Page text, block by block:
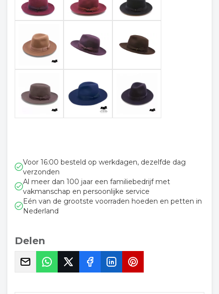
Voor 16:00 besteld op werkdagen, dezelfde dag
verzonden
Al meer dan 100 jaar een familiebedrijf met
vakmanschap en persoonlijke service
Eén van de grootste voorraden hoeden en petten in
Nederland
Delen